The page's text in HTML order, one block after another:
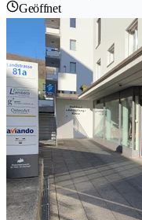
Geöffnet